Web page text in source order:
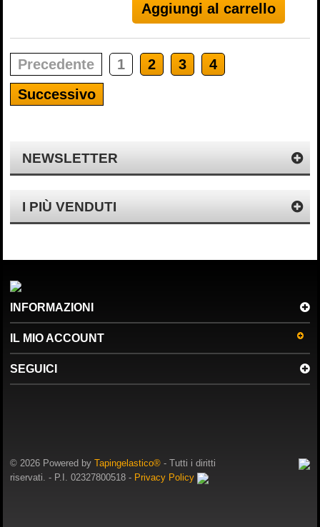
Aggiungi al carrello
Precedente 1 2 3
4
Successivo
NEWSLETTER
I PIÙ VENDUTI
INFORMAZIONI
IL MIO ACCOUNT
SEGUICI
© 2026 Powered by Tapingelastico®- Tutti i diritti
riservati. - P.I. 02327800518 - Privacy Policy